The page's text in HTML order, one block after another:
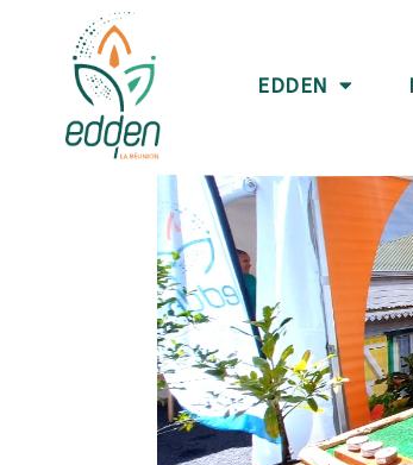
EDDEN